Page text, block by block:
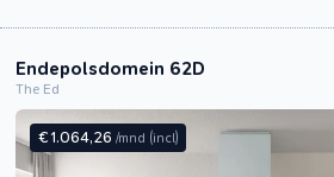
Endepolsdomein 62D
The Ed
€ 1.064,26 /mnd (incl)